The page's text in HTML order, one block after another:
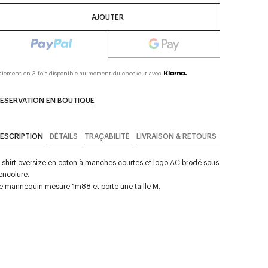
AJOUTER
en 3 fois disponible au moment du checkout avec
EN BOUTIQUE
DÉTAILS TRAÇABILITÉ LIVRAISON & RETOURS
shirt oversize en coton à manches courtes et logo AC brodé sous
mannequin mesure 1m88 et porte une taille M.